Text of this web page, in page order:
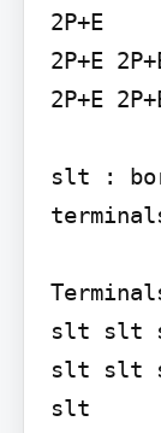
2P+E
2P+E
2P+E
slt :
slt slt
slt slt
slt